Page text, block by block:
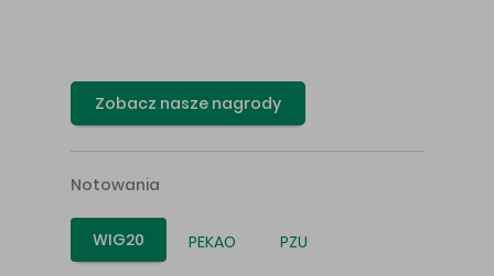
Zobacz nasze nagrody
Notowania
WIG20 PEKAO PZU